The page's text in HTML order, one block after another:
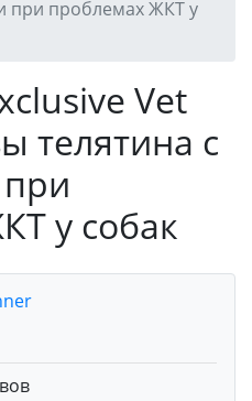
при проблемах ЖКТ у
Vet
телятина с
у собак